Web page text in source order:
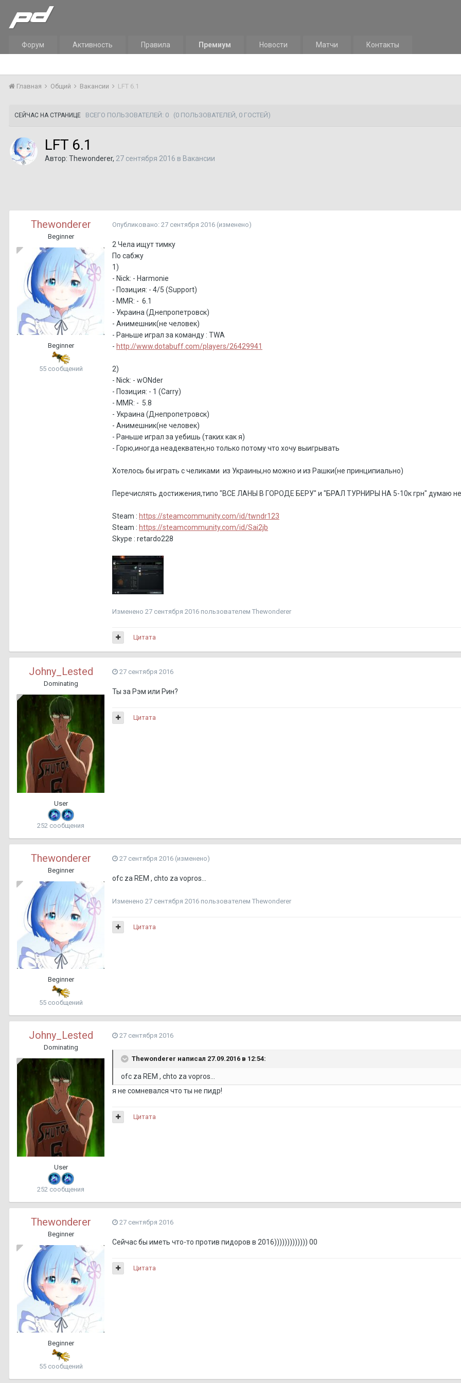
Форум Активность Правила Премиум Новости Матчи Контакты
Главная Общий Вакансии LFT 6.1
СЕЙЧАС НА СТРАНИЦЕ ВСЕГО ПОЛЬЗОВАТЕЛЕЙ: 0 (0 ПОЛЬЗОВАТЕЛЕЙ, 0 ГОСТЕЙ)
LFT 6.1
Автор: Thewonderer, 27 сентября 2016 в Вакансии
Thewonderer
Beginner
Beginner
55 сообщений
Опубликовано: 27 сентября 2016 (изменено)
2 Чела ищут тимку
По сабжу
1)
- Nick: - Harmonie
- Позиция: - 4/5 (Support)
- MMR: - 6.1
- Украина (Днепропетровск)
- Анимешник(не человек)
- Раньше играл за команду : TWA
- http://www.dotabuff.com/players/26429941
2)
- Nick: - wONder
- Позиция: - 1 (Сarry)
- MMR: - 5.8
- Украина (Днепропетровск)
- Анимешник(не человек)
- Раньше играл за уебишь (таких как я)
- Горю,иногда неадекватен,но только потому что хочу выигрывать
Хотелось бы играть с челиками из Украины,но можно и из Рашки(не принципиально)
Перечислять достижения,типо "ВСЕ ЛАНЫ В ГОРОДЕ БЕРУ" и "БРАЛ ТУРНИРЫ НА 5-10к грн" думаю
Steam : https://steamcommunity.com/id/twndr123
Steam : https://steamcommunity.com/id/Sai2jb
Skype : retardo228
Изменено 27 сентября 2016 пользователем Thewonderer
Цитата
Johny_Lested
Dominating
User
252 сообщения
27 сентября 2016
Ты за Рэм или Рин?
Цитата
Thewonderer
Beginner
Beginner
55 сообщений
27 сентября 2016 (изменено)
ofc za REM , chto za vopros...
Изменено 27 сентября 2016 пользователем Thewonderer
Цитата
Johny_Lested
Dominating
User
252 сообщения
27 сентября 2016
Thewonderer написал 27.09.2016 в 12:54:
ofc za REM , chto za vopros...
я не сомневался что ты не пидр!
Цитата
Thewonderer
Beginner
Beginner
55 сообщений
27 сентября 2016
Сейчас бы иметь что-то против пидоров в 2016))))))))))))) 00
Цитата